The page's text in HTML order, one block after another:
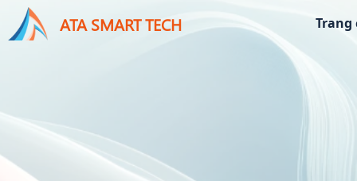
ATA SMART TECH Trang